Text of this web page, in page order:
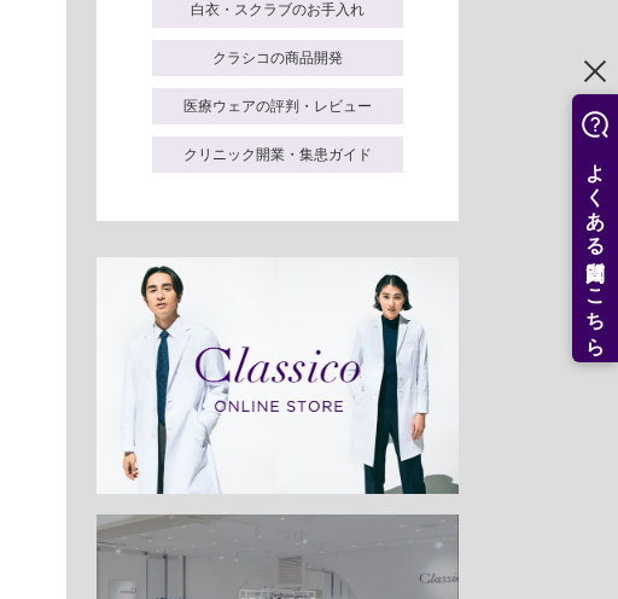
よくある質問はこちら
白衣・スクラブのお手入れ
クラシコの商品開発
医療ウェアの評判・レビュー
クリニック開業・集患ガイド